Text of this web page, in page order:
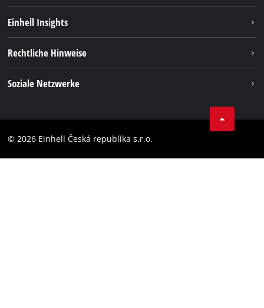
Akkusystem
Einhell Insights
Rechtliche Hinweise
Barrierefreiheits-Erklärung
Soziale Netzwerke
Instagram
© 2026 Einhell Česká republika s.r.o.